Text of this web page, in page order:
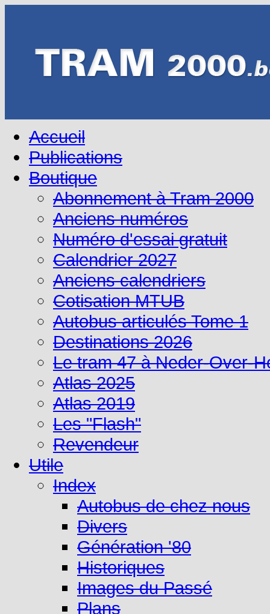
Accueil
Publications
Boutique
Abonnement à Tram 2000
Anciens numéros
Numéro d'essai gratuit
Calendrier 2027
Anciens calendriers
Cotisation MTUB
Autobus articulés Tome 1
Destinations 2026
Le tram 47 à Neder-Over-
Atlas 2025
Atlas 2019
Les "Flash"
Revendeur
Utile
Index
Autobus de chez nous
Divers
Génération '80
Historiques
Images du Passé
Plans